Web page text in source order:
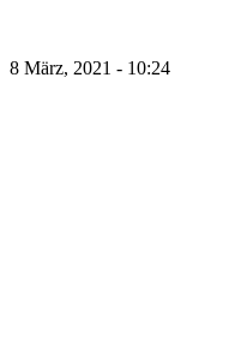
8 März, 2021 - 10:24